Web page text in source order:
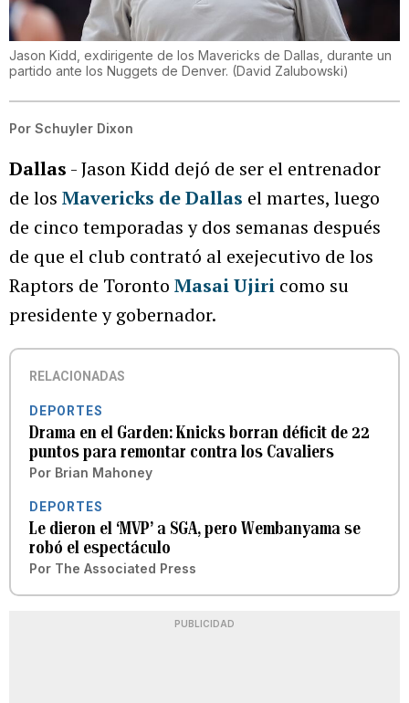
Jason Kidd, exdirigente de los Mavericks de Dallas, durante un
partido ante los Nuggets de Denver. (David Zalubowski)
Por Schuyler Dixon
Dallas - Jason Kidd dejó de ser el entrenador
de los Mavericks de Dallas el martes, luego
de cinco temporadas y dos semanas después
de que el club contrató al exejecutivo de los
Raptors de Toronto Masai Ujiri como su
presidente y gobernador.
RELACIONADAS
DEPORTES
Drama en el Garden: Knicks borran déficit de 22
puntos para remontar contra los Cavaliers
Por Brian Mahoney
DEPORTES
Le dieron el ‘MVP’ a SGA, pero Wembanyama se
robó el espectáculo
Por The Associated Press
PUBLICIDAD